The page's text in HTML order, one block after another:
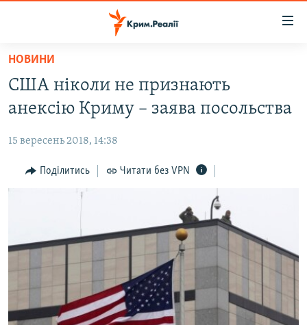
Перейти
основного
матеріалу
до
навігації
Перейти
ВІДЕО ТА ФОТО
ПОЛІТИКА
БЛОГИ
ВСЕ ЗА ДЕНЬ
ВІДЕОУРОКИ «ELIFBE»
ЯК ОБІЙТИ БЛОКУВАННЯ
НОВИНИ
США ніколи не признають
анексію Криму – заява посольства
15 вересень 2018, 14:38
Поділитись Читати без VPN